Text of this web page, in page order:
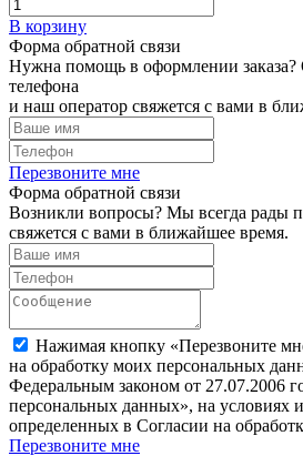
В корзину
Форма обратной связи
Нужна помощь в оформлении заказа?
телефона
и наш оператор свяжется с вами в
Перезвоните мне
Форма обратной связи
Возникли вопросы? Мы всегда рады
свяжется с вами в ближайшее время.
Нажимая кнопку «Перезвоните
на обработку моих персональных
Федеральным законом от 27.07.2006
персональных данных», на условиях
определенных в Согласии на
Перезвоните мне